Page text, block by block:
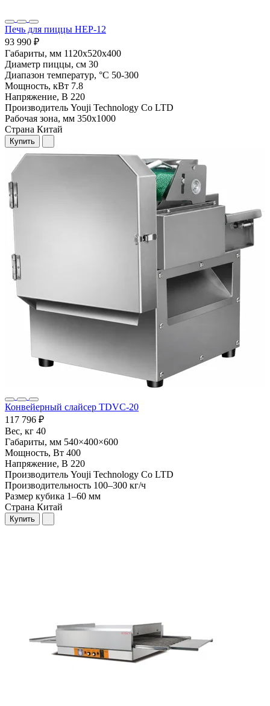
Печь для пиццы HEP-12
93 990 ₽
Габариты, мм 1120х520х400
Диаметр пиццы, см 30
Диапазон температур, °С 50-300
Мощность, кВт 7.8
Напряжение, В 220
Производитель Youji Technology Co LTD
Рабочая зона, мм 350х1000
Страна Китай
Купить
Конвейерный слайсер TDVC-20
117 796 ₽
Вес, кг 40
Габариты, мм 540×400×600
Мощность, Вт 400
Напряжение, В 220
Производитель Youji Technology Co LTD
Производительность 100–300 кг/ч
Размер кубика 1–60 мм
Страна Китай
Купить